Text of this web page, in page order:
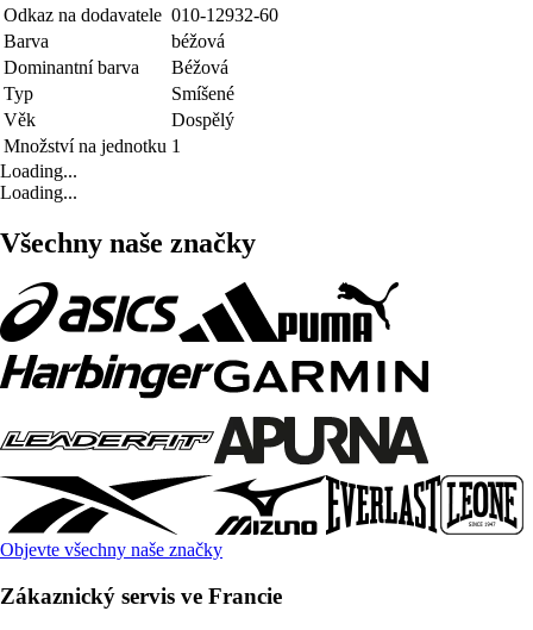
Odkaz na dodavatele 010-12932-60
Barva
béžová
Dominantní barva
Béžová
Typ
Smíšené
Věk
Dospělý
Množství na jednotku 1
Loading...
Loading...
Všechny naše značky
Objevte všechny naše značky
Zákaznický servis ve Francie